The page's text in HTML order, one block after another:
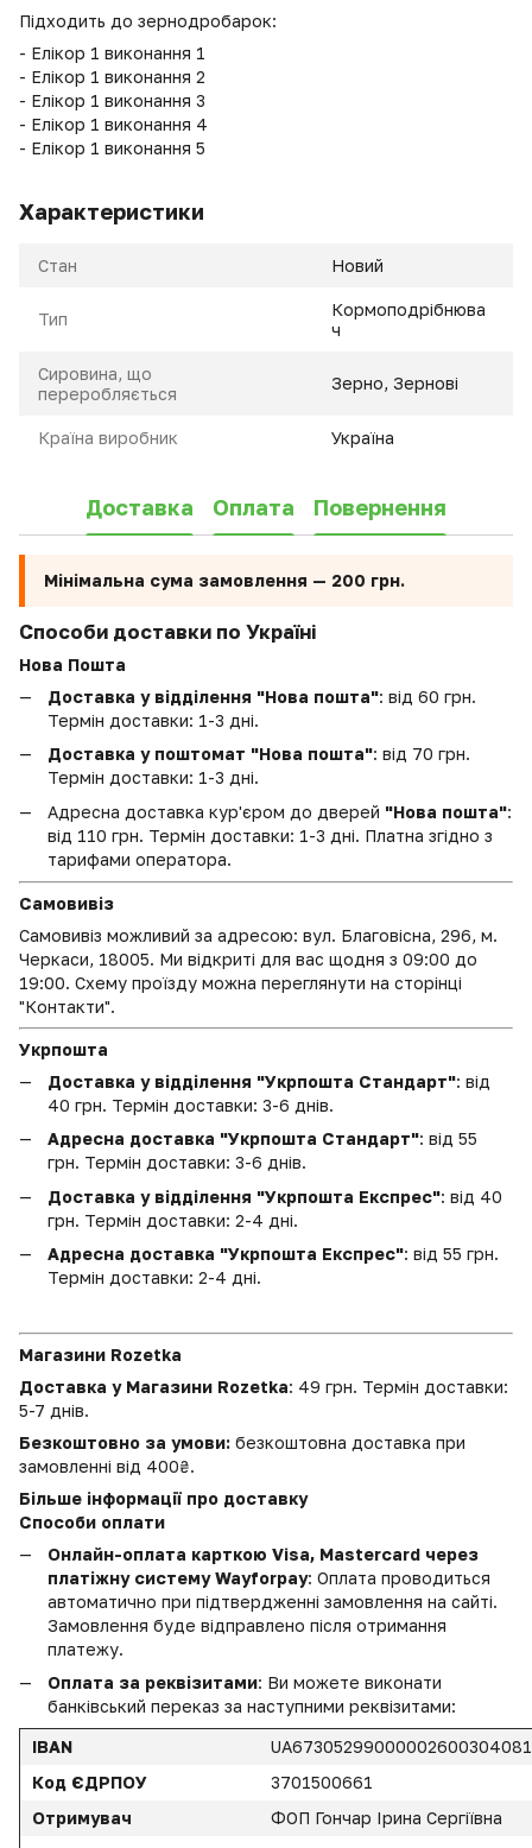
Підходить до зернодробарок:
- Елікор 1 виконання 1
- Елікор 1 виконання 2
- Елікор 1 виконання 3
- Елікор 1 виконання 4
- Елікор 1 виконання 5
Характеристики
Стан Новий
Тип
Кормоподрібнюва
ч
Сировина, що
переробляється
Зерно, Зернові
Країна виробник Україна
Доставка Оплата Повернення
Мінімальна сума замовлення — 200 грн.
Способи доставки по Україні
Нова Пошта
Доставка у відділення "Нова пошта": від 60 грн.
Термін доставки: 1-3 дні.
Доставка у поштомат "Нова пошта": від 70 грн.
Термін доставки: 1-3 дні.
Адресна доставка кур'єром до дверей "Нова пошта":
від 110 грн. Термін доставки: 1-3 дні. Платна згідно з
тарифами оператора.
Самовивіз
Самовивіз можливий за адресою: вул. Благовісна, 296, м.
Черкаси, 18005. Ми відкриті для вас щодня з 09:00 до
19:00. Схему проїзду можна переглянути на сторінці
"Контакти".
Укрпошта
Доставка у відділення "Укрпошта Стандарт": від
40 грн. Термін доставки: 3-6 днів.
Адресна доставка "Укрпошта Стандарт": від 55
грн. Термін доставки: 3-6 днів.
Доставка у відділення "Укрпошта Експрес": від 40
грн. Термін доставки: 2-4 дні.
Адресна доставка "Укрпошта Експрес": від 55 грн.
Термін доставки: 2-4 дні.
Магазини Rozetka
Доставка у Магазини Rozetka: 49 грн. Термін доставки:
5-7 днів.
Безкоштовно за умови: безкоштовна доставка при
замовленні від 400₴.
Більше інформації про доставку
Способи оплати
Онлайн-оплата карткою Visa, Mastercard через
платіжну систему Wayforpay: Оплата проводиться
автоматично при підтвердженні замовлення на сайті.
Замовлення буде відправлено після отримання
платежу.
Оплата за реквізитами: Ви можете виконати
банківський переказ за наступними реквізитами:
IBAN
Код ЄДРПОУ
3701500661
Отримувач
ФОП Гончар Ірина Сергіївна